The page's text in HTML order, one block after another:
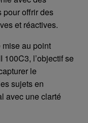
pour offrir des
et réactives.
mise au point
l’objectif se
le
sujets en
avec une clarté